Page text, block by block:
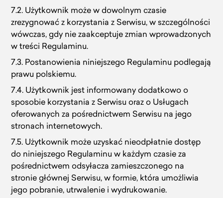
7.2. Użytkownik może w dowolnym czasie
zrezygnować z korzystania z Serwisu, w szczególności
wówczas, gdy nie zaakceptuje zmian wprowadzonych
w treści Regulaminu.
7.3. Postanowienia niniejszego Regulaminu podlegają
prawu polskiemu.
7.4. Użytkownik jest informowany dodatkowo o
sposobie korzystania z Serwisu oraz o Usługach
oferowanych za pośrednictwem Serwisu na jego
stronach internetowych.
7.5. Użytkownik może uzyskać nieodpłatnie dostęp
do niniejszego Regulaminu w każdym czasie za
pośrednictwem odsyłacza zamieszczonego na
stronie głównej Serwisu, w formie, która umożliwia
jego pobranie, utrwalenie i wydrukowanie.